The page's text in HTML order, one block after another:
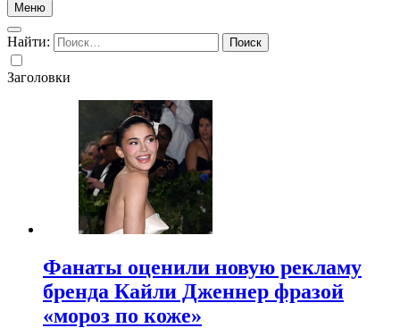
Меню
Найти:
Заголовки
Фанаты оценили новую рекламу
бренда Кайли Дженнер фразой
«мороз по коже»